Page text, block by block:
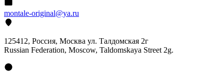
montale-original@ya.ru
125412, Россия, Москва ул. Талдомская 2г
Russian Federation, Moscow, Taldomskaya Street 2g.